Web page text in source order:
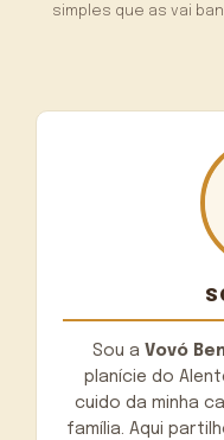
simples que as vai
Sou a Vovó
planície do
cuido da minha
família. Aqui